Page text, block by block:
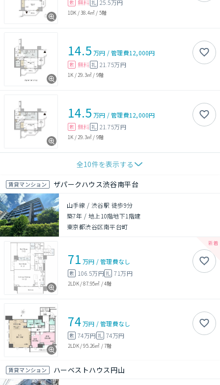
敷 無料 礼 25.5万円
1DK /38.4㎡ / 5階
14.5 万円 /管理費12,000円
敷 無料 礼 21.75万円
1K / 29.3㎡ / 9階
14.5 万円 /管理費12,000円
敷 無料 礼 21.75万円
1K / 29.3㎡ / 9階
全10件を表示する
賃貸マンション ザパークハウス渋谷南平台
山手線 / 渋谷駅 徒歩9分
築7年 / 地上10階地下1階建
東京都渋谷区南平台町
71 万円 /管理費なし
敷 106.5万円礼 71万円
2LDK/87.95㎡ /4階
74万円 /管理費なし
敷 74万円 礼 74万円
2LDK/95.26㎡ /7階
賃貸マンション ハーベストハウス円山